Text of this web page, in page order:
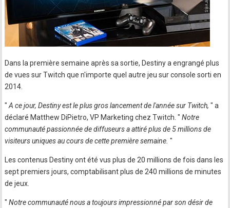
Dans la première semaine après sa sortie, Destiny a engrangé plus
de vues sur Twitch que n'importe quel autre jeu sur console sorti en
2014.
" A ce jour, Destiny est le plus gros lancement de l'année sur Twitch," a
déclaré Matthew DiPietro, VP Marketing chez Twitch. " Notre
communauté passionnée de diffuseurs a attiré plus de 5 millions de
visiteurs uniques au cours de cette première semaine."
Les contenus Destiny ont été vus plus de 20 millions de fois dans les
sept premiers jours, comptabilisant plus de 240 millions de minutes
de jeux.
" Notre communauté nous a toujours impressionné par son désir de